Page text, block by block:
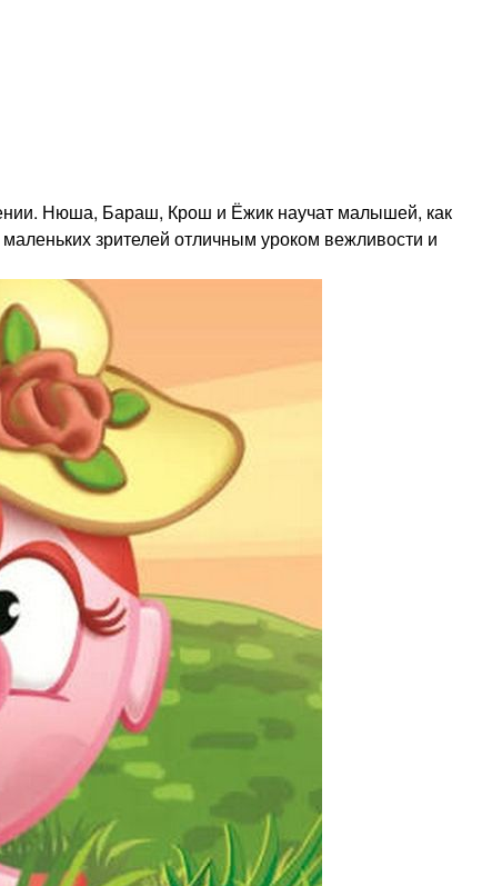
Нюша, Бараш, Крош и Ёжик научат малышей, как
зрителей отличным уроком вежливости и